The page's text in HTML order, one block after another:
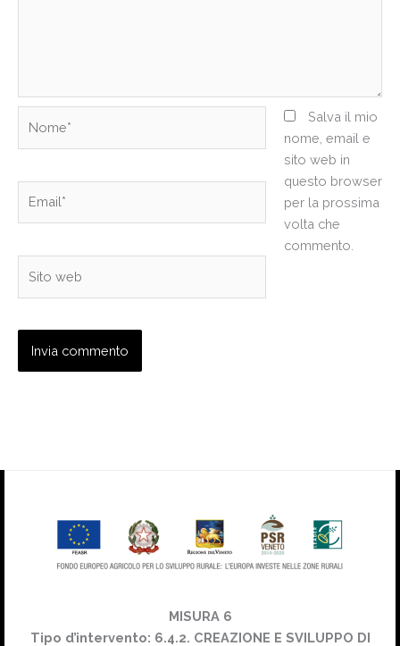
web
Salva il mio
nome, email e
sito web in
questo browser
per la prossima
volta che
commento.
MISURA 6
Tipo d’intervento: 6.4.2. CREAZIONE E SVILUPPO DI